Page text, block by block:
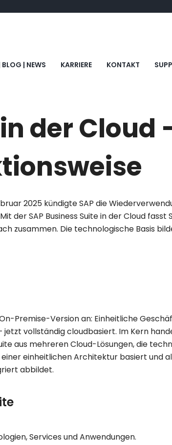
| NEWS KARRIERE KONTAKT
der Cloud
2025 kündigte SAP die
derSAP Business Suite in der Cloud fasst
zusammen. Die technologische Basis
Premise-Version an: Einheitliche
vollständig cloudbasiert. Im Kern
aus mehreren Cloud-Lösungen, die
einer einheitlichen Architektur basiert und
abbildet.
Services und Anwendungen.